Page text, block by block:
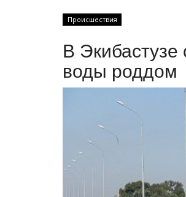
Происшествия
В
воды роддом